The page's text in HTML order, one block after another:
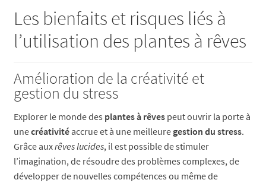
Les bienfaits et risques liés à
l’utilisation des plantes à rêves
Amélioration de la créativité et
gestion du stress
Explorer le monde des plantes à rêvespeut ouvrir la porte à
unecréativitéaccrue et à une meilleure gestion du stress.
Grâce auxrêves lucides, il est possible de stimuler
l’imagination, de résoudre des problèmes complexes, de
développer de nouvelles compétences ou même de